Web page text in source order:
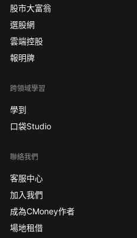
股市大富翁
選股網
雲端控股
報明牌
跨領域學習
學到
口袋Studio
聯絡我們
客服中心
加入我們
成為CMoney作者
場地租借